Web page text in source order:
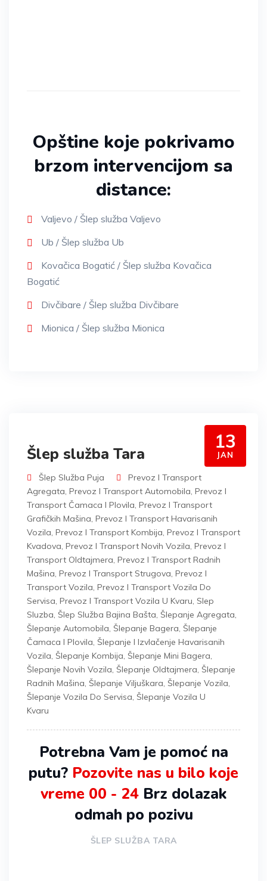
Opštine koje pokrivamo
brzom intervencijom sa
distance:
Valjevo / Šlep služba Valjevo
Ub / Šlep služba Ub
Kovačica Bogatić / Šlep služba Kovačica
Bogatić
Divčibare / Šlep služba Divčibare
Mionica / Šlep služba Mionica
13
JAN
Šlep služba Tara
Šlep Služba Puja
Prevoz I Transport
Agregata, Prevoz I Transport Automobila, Prevoz I
Transport Čamaca I Plovila, Prevoz I Transport
Grafičkih Mašina, Prevoz I Transport Havarisanih
Vozila, Prevoz I Transport Kombija, Prevoz I Transport
Kvadova, Prevoz I Transport Novih Vozila, Prevoz I
Transport Oldtajmera, Prevoz I Transport Radnih
Mašina, Prevoz I Transport Strugova, Prevoz I
Transport Vozila, Prevoz I Transport Vozila Do
Servisa, Prevoz I Transport Vozila U Kvaru, Slep
Sluzba, Šlep Služba Bajina Bašta, Šlepanje Agregata,
Šlepanje Automobila, Šlepanje Bagera, Šlepanje
Čamaca I Plovila, Šlepanje I Izvlačenje Havarisanih
Vozila, Šlepanje Kombija, Šlepanje Mini Bagera,
Šlepanje Novih Vozila, Šlepanje Oldtajmera, Šlepanje
Radnih Mašina, Šlepanje Viljuškara, Šlepanje Vozila,
Šlepanje Vozila Do Servisa, Šlepanje Vozila U
Kvaru
Potrebna Vam je pomoć na
putu? Pozovite nas u bilo koje
vreme 00 - 24Brz dolazak
odmah po pozivu
ŠLEP SLUŽBA TARA